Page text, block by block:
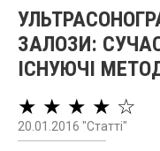
ЗАЛОЗИ:
ІСНУЮЧІ
★ ★ ★ ★ ☆
20.01.2016 "Статті"